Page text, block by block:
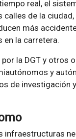
real, el
de la
más
la carretera.
la DGT y otros
y
de investigación
infraestructuras